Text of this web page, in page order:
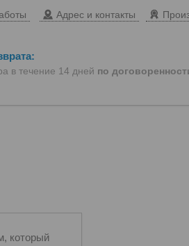
Адрес и контакты
в течение 14 дней по
который